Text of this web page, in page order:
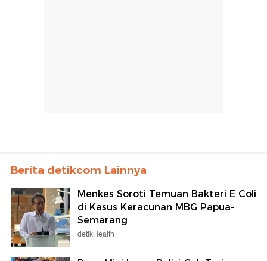
Berita detikcom Lainnya
Menkes Soroti Temuan Bakteri E Coli
di Kasus Keracunan MBG Papua-
Semarang
detikHealth